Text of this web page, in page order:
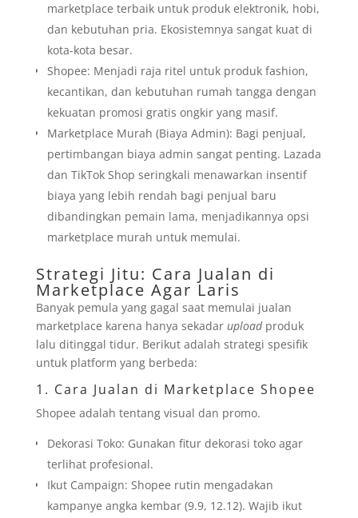
marketplace terbaik untuk produk elektronik, hobi,
dan kebutuhan pria. Ekosistemnya sangat kuat di
kota-kota besar.
Shopee: Menjadi raja ritel untuk produk fashion,
kecantikan, dan kebutuhan rumah tangga dengan
kekuatan promosi gratis ongkir yang masif.
Marketplace Murah (Biaya Admin): Bagi penjual,
pertimbangan biaya admin sangat penting. Lazada
dan TikTok Shop seringkali menawarkan insentif
biaya yang lebih rendah bagi penjual baru
dibandingkan pemain lama, menjadikannya opsi
marketplace murah untuk memulai.
Strategi Jitu: Cara Jualan di
Marketplace Agar Laris
Banyak pemula yang gagal saat memulai jualan
marketplace karena hanya sekadar uploadproduk
lalu ditinggal tidur. Berikut adalah strategi spesifik
untuk platform yang berbeda:
1. Cara Jualan di Marketplace Shopee
Shopee adalah tentang visual dan promo.
Dekorasi Toko: Gunakan fitur dekorasi toko agar
terlihat profesional.
Ikut Campaign: Shopee rutin mengadakan
kampanye angka kembar (9.9, 12.12). Wajib ikut